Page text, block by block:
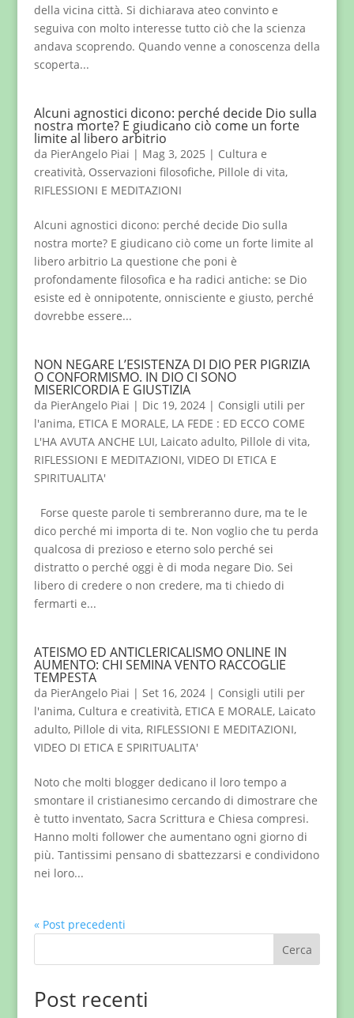
della vicina città. Si dichiarava ateo convinto e
seguiva con molto interesse tutto ciò che la scienza
andava scoprendo. Quando venne a conoscenza della
scoperta...
Alcuni agnostici dicono: perché decide Dio sulla
nostra morte? E giudicano ciò come un forte
limite al libero arbitrio
da PierAngelo Piai | Mag 3, 2025 | Cultura e
creatività, Osservazioni filosofiche, Pillole di vita,
RIFLESSIONI E MEDITAZIONI
Alcuni agnostici dicono: perché decide Dio sulla
nostra morte? E giudicano ciò come un forte limite al
libero arbitrio La questione che poni è
profondamente filosofica e ha radici antiche: se Dio
esiste ed è onnipotente, onnisciente e giusto, perché
dovrebbe essere...
NON NEGARE L’ESISTENZA DI DIO PER PIGRIZIA
O CONFORMISMO. IN DIO CI SONO
MISERICORDIA E GIUSTIZIA
da PierAngelo Piai | Dic 19, 2024| Consigli utili per
l'anima, ETICA E MORALE, LA FEDE : ED ECCO COME
L'HA AVUTA ANCHE LUI, Laicato adulto, Pillole di vita,
RIFLESSIONI E MEDITAZIONI, VIDEO DI ETICA E
SPIRITUALITA'
Forse queste parole ti sembreranno dure, ma te le
dico perché mi importa di te. Non voglio che tu perda
qualcosa di prezioso e eterno solo perché sei
distratto o perché oggi è di moda negare Dio. Sei
libero di credere o non credere, ma ti chiedo di
fermarti e...
ATEISMO ED ANTICLERICALISMO ONLINE IN
AUMENTO: CHI SEMINA VENTO RACCOGLIE
TEMPESTA
da PierAngelo Piai | Set 16, 2024| Consigli utili per
l'anima, Cultura e creatività, ETICA E MORALE, Laicato
adulto, Pillole di vita, RIFLESSIONI E MEDITAZIONI,
VIDEO DI ETICA E SPIRITUALITA'
Noto che molti blogger dedicano il loro tempo a
smontare il cristianesimo cercando di dimostrare che
è tutto inventato, Sacra Scrittura e Chiesa compresi.
Hanno molti follower che aumentano ogni giorno di
più. Tantissimi pensano di sbattezzarsi e condividono
nei loro...
« Post precedenti
Cerca
Post recenti